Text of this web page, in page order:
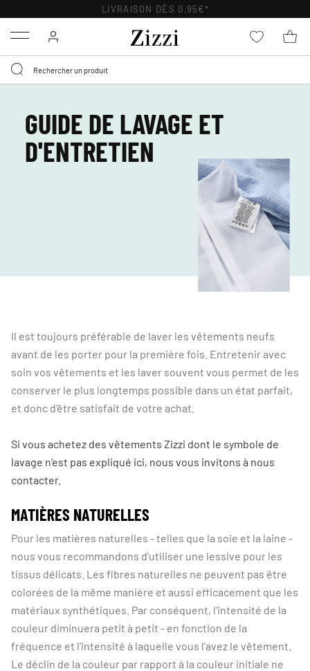
LIVRAISON DÈS 0,95€*
Menu
GUIDE DE LAVAGE ET
D'ENTRETIEN​​​​​​​
Il est toujours préférable de laver les vêtements neufs
avant de les porter pour la première fois. Entretenir avec
soin vos vêtements et les laver souvent vous permet de les
conserver le plus longtemps possible dans un état parfait,
et donc d'être satisfait de votre achat.
Si vous achetez des vêtements Zizzi dont le symbole de
lavage n’est pas expliqué ici, nous vous invitons à nous
contacter.
MATIÈRES NATURELLES
Pour les matières naturelles - telles que la soie et la laine -
nous vous recommandons d’utiliser une lessive pour les
tissus délicats. Les fibres naturelles ne peuvent pas être
colorées de la même manière et aussi efficacement que les
matériaux synthétiques. Par conséquent, l'intensité de la
couleur diminuera petit à petit - en fonction de la
fréquence et l'intensité à laquelle vous l'avez le vêtement.
Le déclin de la couleur par rapport à la couleur initiale ne